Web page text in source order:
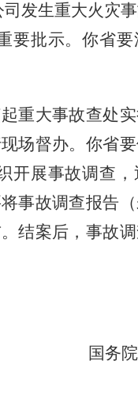
发生重大火灾
要批示。你省
重大事故查处
场督办。你省
开展事故调查
事故调查报告
结案后，事故
国务